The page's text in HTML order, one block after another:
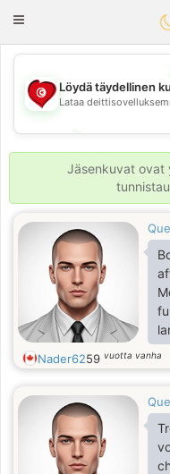
Toggle
💖
Löydä täydellinen
Lataa
Jäsenkuvat ovat
Nader6259 vuotta vanha